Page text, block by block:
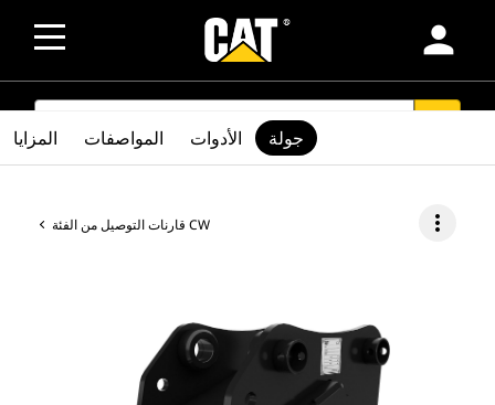
person
SEARCH
قارنات التوصيل من الفئة CW more_vert
المزايا المواصفات الأدوات جولة